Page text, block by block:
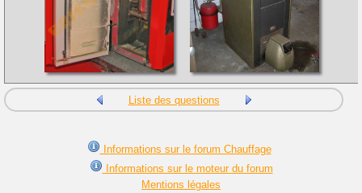
Liste des questions
Informations sur le forum Chauffage
Informations sur le moteur du forum
Mentions légales